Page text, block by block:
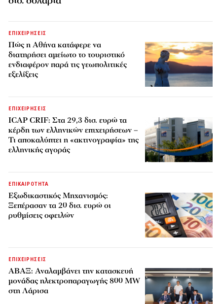
ΕΠΙΧΕΙΡΗΣΕΙΣ
Πώς η Αθήνα κατάφερε να
διατηρήσει αμείωτο το τουριστικό
ενδιαφέρον παρά τις γεωπολιτικές
εξελίξεις
ΕΠΙΧΕΙΡΗΣΕΙΣ
ICAP CRIF: Στα 29,3 δισ. ευρώ τα
κέρδη των ελληνικών επιχειρήσεων –
Τι αποκαλύπτει η «ακτινογραφία» της
ελληνικής αγοράς
ΕΠΙΚΑΙΡΟΤΗΤΑ
Εξωδικαστικός Μηχανισμός:
Ξεπέρασαν τα 20 δισ. ευρώ οι
ρυθμίσεις οφειλών
ΕΠΙΧΕΙΡΗΣΕΙΣ
ΑΒΑΞ: Αναλαμβάνει την κατασκευή
μονάδας ηλεκτροπαραγωγής 800 MW
στη Λάρισα